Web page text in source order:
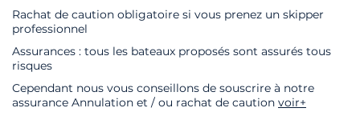
Rachat de caution obligatoire si vous prenez un skipper
professionnel
Assurances : tous les bateaux proposés sont assurés tous
risques
Cependant nous vous conseillons de souscrire à notre
assurance Annulation et / ou rachat de caution voir+